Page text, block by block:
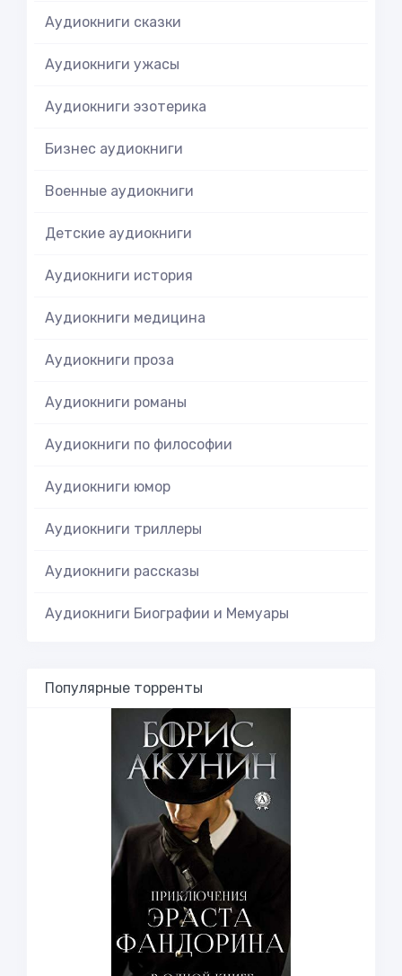
Аудиокниги сказки
Аудиокниги ужасы
Аудиокниги эзотерика
Бизнес аудиокниги
Военные аудиокниги
Детские аудиокниги
Аудиокниги история
Аудиокниги медицина
Аудиокниги проза
Аудиокниги романы
Аудиокниги по философии
Аудиокниги юмор
Аудиокниги триллеры
Аудиокниги рассказы
Аудиокниги Биографии и Мемуары
Популярные торренты